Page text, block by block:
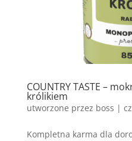
COUNTRY TASTE –
królikiem
utworzone przez boss |
Kompletna karma dla